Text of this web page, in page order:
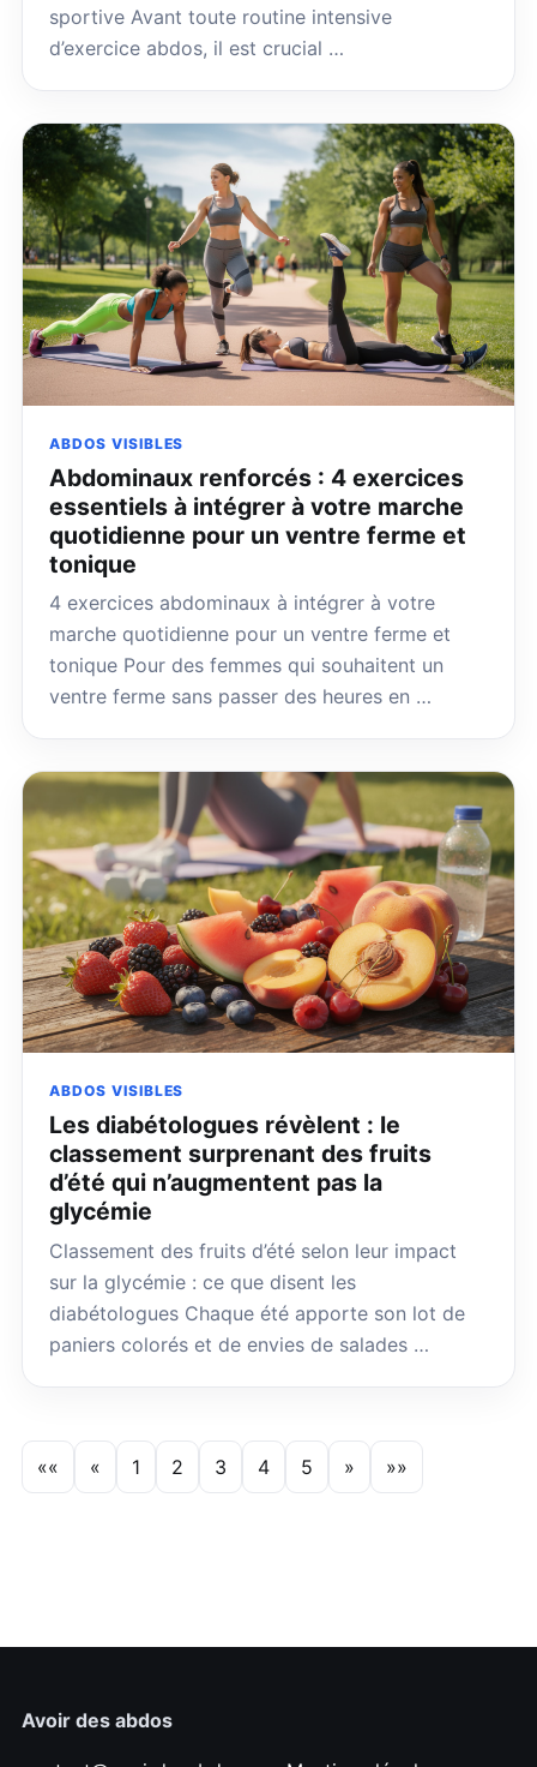
sportive Avant toute routine intensive
d’exercice abdos, il est crucial …
ABDOS VISIBLES
Abdominaux renforcés : 4 exercices
essentiels à intégrer à votre marche
quotidienne pour un ventre ferme et
tonique
4 exercices abdominaux à intégrer à votre
marche quotidienne pour un ventre ferme et
tonique Pour des femmes qui souhaitent un
ventre ferme sans passer des heures en …
ABDOS VISIBLES
Les diabétologues révèlent : le
classement surprenant des fruits
d’été qui n’augmentent pas la
glycémie
Classement des fruits d’été selon leur impact
sur la glycémie : ce que disent les
diabétologues Chaque été apporte son lot de
paniers colorés et de envies de salades …
«« « 1 2 3 4 5 » »»
Avoir des abdos